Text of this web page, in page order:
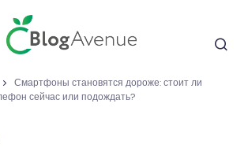
Смартфоны становятся дороже: стоит ли
сейчас или подождать?